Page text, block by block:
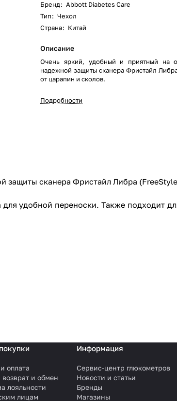
Бренд: Abbott Diabetes Care
Тип: Чехол
Страна: Китай
Описание
Очень яркий, удобный и приятный на
надежной защиты сканера Фристайл
от царапин и сколов.
Подробности
сканера Фристайл Либра
удобной переноски. Также подходит
оплата
возврат и обмен
лояльности
лицам
Информация
Сервис-центр глюкометров
Новости и статьи
Бренды
Магазины